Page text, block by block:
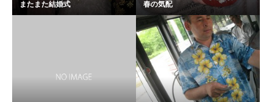
またまた結婚式 春の気配